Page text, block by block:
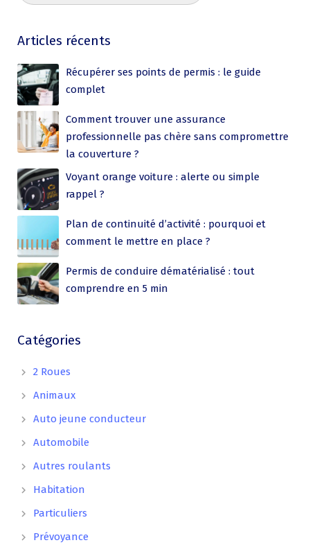
Ok
Articles récents
Récupérer ses points de permis : le guide
complet
Comment trouver une assurance
professionnelle pas chère sans compromettre
la couverture ?
Voyant orange voiture : alerte ou simple
rappel ?
Plan de continuité d’activité : pourquoi et
comment le mettre en place ?
Permis de conduire dématérialisé : tout
comprendre en 5 min
Catégories
2 Roues
Animaux
Auto jeune conducteur
Automobile
Autres roulants
Habitation
Particuliers
Prévoyance